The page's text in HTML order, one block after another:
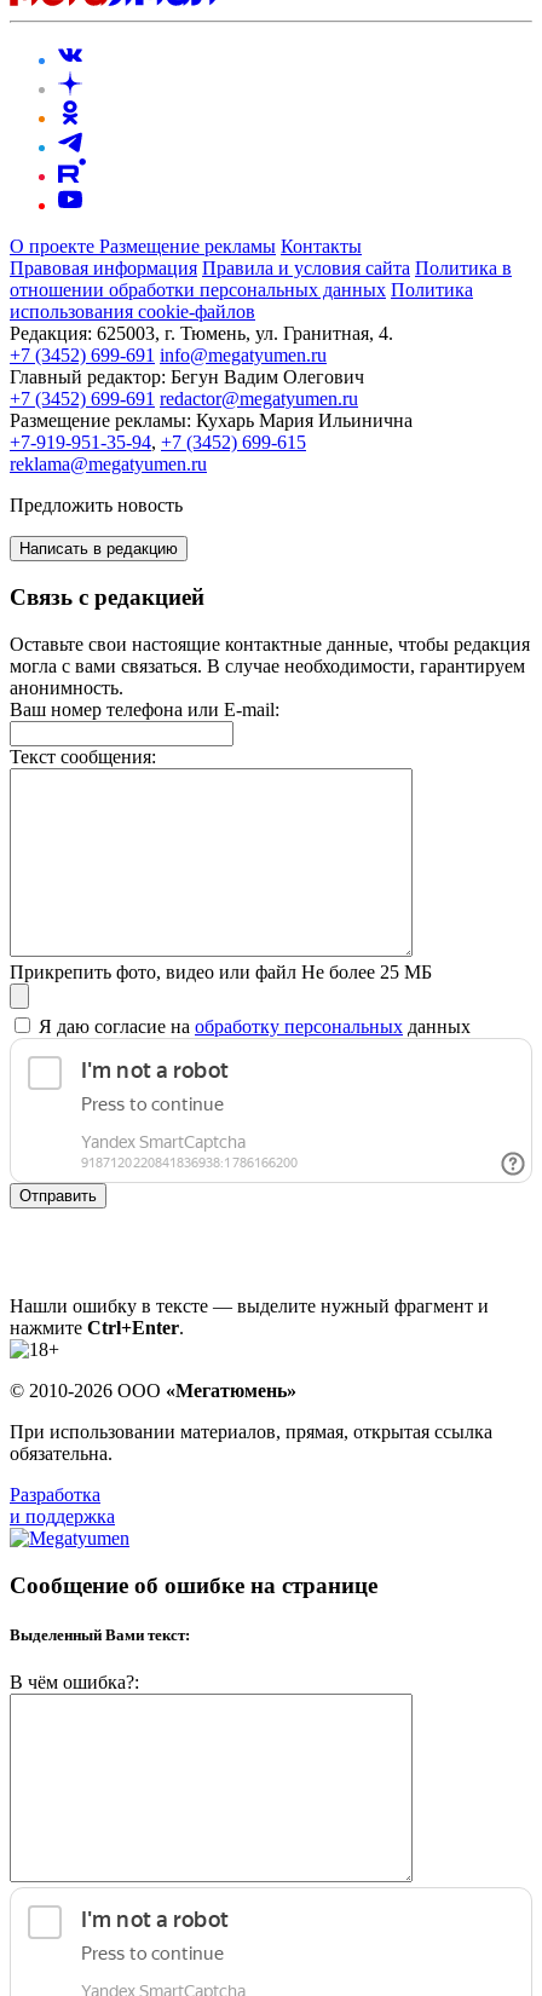
О проекте Размещение рекламы Контакты
Правовая информация Правила и условия сайта Политика в
отношении обработки персональных данных Политика
использования cookie-файлов
Редакция: 625003, г. Тюмень, ул. Гранитная, 4.
+7 (3452) 699-691 info@megatyumen.ru
Главный редактор: Бегун Вадим Олегович
+7 (3452) 699-691 redactor@megatyumen.ru
Размещение рекламы: Кухарь Мария Ильинична
+7-919-951-35-94, +7 (3452) 699-615
reklama@megatyumen.ru
Предложить новость
Написать в редакцию
Связь с редакцией
Оставьте свои настоящие контактные данные, чтобы редакция
могла с вами связаться. В случае необходимости, гарантируем
анонимность.
Ваш номер телефона или E-mail:
Текст сообщения:
Прикрепить фото, видео или файл Не более 25 МБ
Я даю согласие на обработку персональных данных
Отправить
Нашли ошибку в тексте — выделите нужный фрагмент и
нажмите Ctrl+Enter.
© 2010-2026 ООО «Мегатюмень»
При использовании материалов, прямая, открытая ссылка
обязательна.
Разработка
и поддержка
Сообщение об ошибке на странице
Выделенный Вами текст:
В чём ошибка?: